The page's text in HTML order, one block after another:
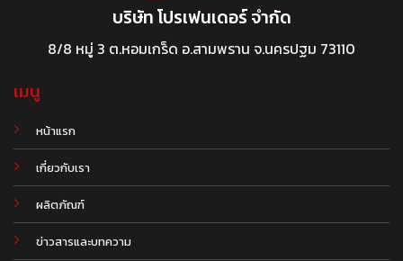
บริษัท โปรเฟนเดอร์ จำกัด
8/8 หมู่ 3 ต.หอมเกร็ด อ.สามพราน จ.นครปฐม 73110
เมนู
หน้าแรก
เกี่ยวกับเรา
ผลิตภัณฑ์
ข่าวสารและบทความ
.